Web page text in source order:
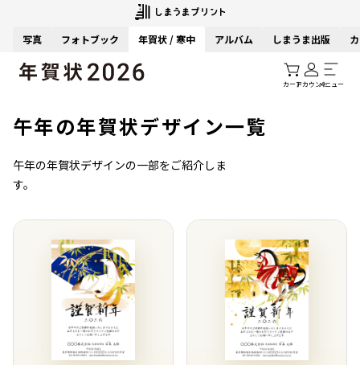
写真 フォトブック 年賀状 / 寒中 アルバム しまうま出版
カートアカウントメニュー
午年の年賀状デザイン一覧
午年の年賀状デザインの一部をご紹介しま
す。